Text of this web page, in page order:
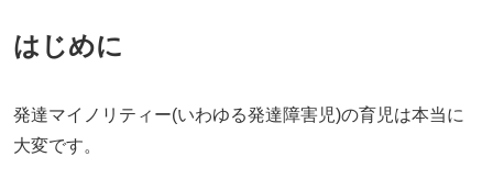
はじめに
発達マイノリティー(いわゆる発達障害児)の育児は本当に
大変です。